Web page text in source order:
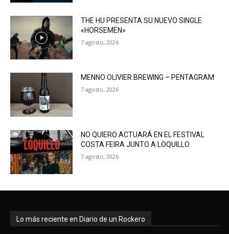
THE HU PRESENTA SU NUEVO SINGLE
«HORSEMEN»
7 agosto, 2026
MENNO OLIVIER BREWING – PENTAGRAM
7 agosto, 2026
NO QUIERO ACTUARÁ EN EL FESTIVAL
COSTA FEIRA JUNTO A LOQUILLO
7 agosto, 2026
Lo más reciente en Diario de un Rockero